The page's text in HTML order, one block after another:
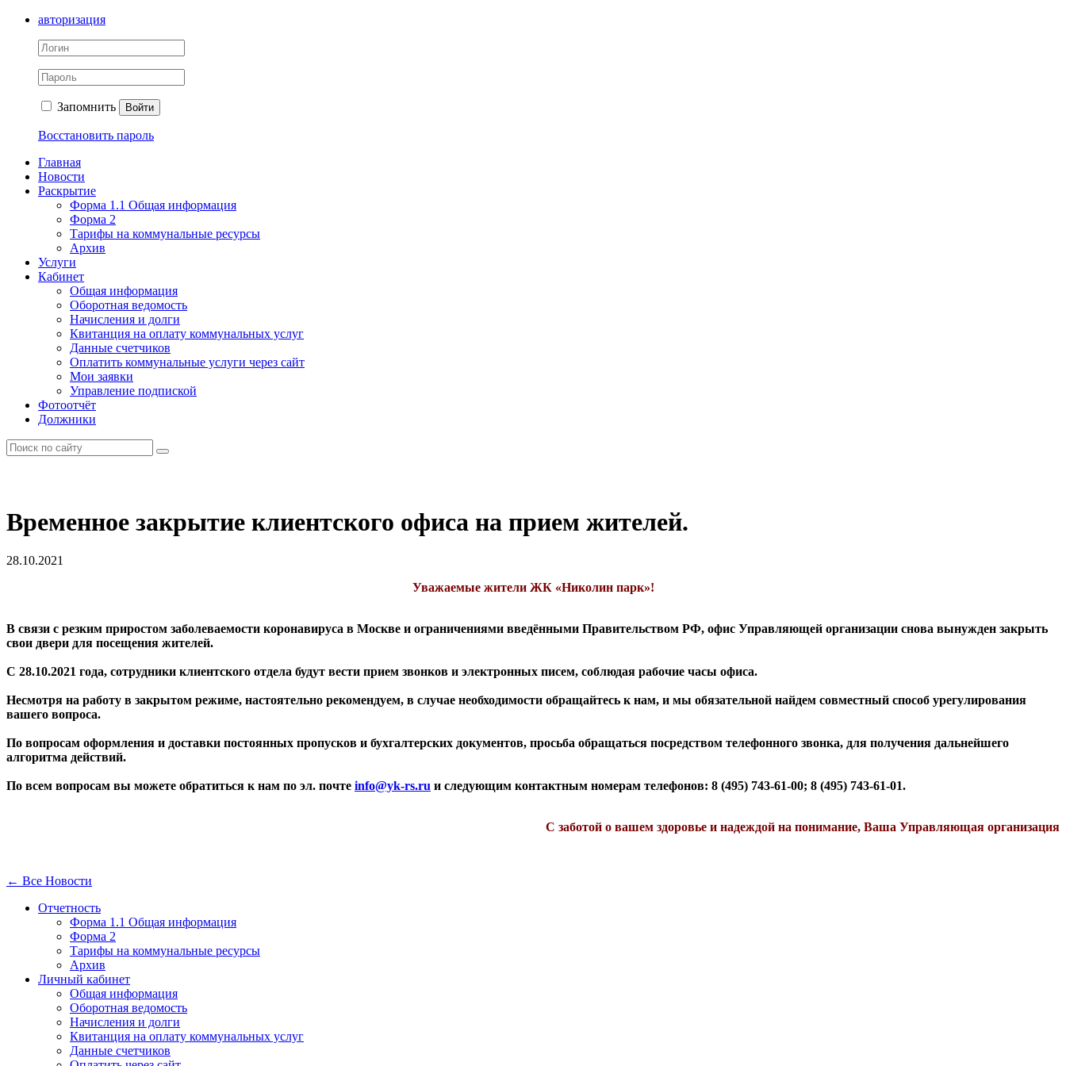
авторизация
Запомнить Войти
Восстановить пароль
Главная
Новости
Раскрытие
Форма 1.1 Общая информация
Форма 2
Тарифы на коммунальные ресурсы
Архив
Услуги
Кабинет
Общая информация
Оборотная ведомость
Начисления и долги
Квитанция на оплату коммунальных услуг
Данные счетчиков
Оплатить коммунальные услуги через сайт
Мои заявки
Управление подпиской
Фотоотчёт
Должники
Временное закрытие клиентского офиса на прием жителей.
28.10.2021
Уважаемые жители ЖК «Николин парк»!
В связи с резким приростом заболеваемости коронавируса в Москве и ограничениями введёнными Правительством РФ, офис Управляющей организации снова вынужден закрыть
свои двери для посещения жителей.
С 28.10.2021 года, сотрудники клиентского отдела будут вести прием звонков и электронных писем, соблюдая рабочие часы офиса.
Несмотря на работу в закрытом режиме, настоятельно рекомендуем, в случае необходимости обращайтесь к нам, и мы обязательной найдем совместный способ урегулирования
вашего вопроса.
По вопросам оформления и доставки постоянных пропусков и бухгалтерских документов, просьба обращаться посредством телефонного звонка, для получения дальнейшего
алгоритма действий.
По всем вопросам вы можете обратиться к нам по эл. почте info@yk-rs.ru и следующим контактным номерам телефонов: 8 (495) 743-61-00; 8 (495) 743-61-01.
С заботой о вашем здоровье и надеждой на понимание, Ваша Управляющая организация
← Все Новости
Отчетность
Форма 1.1 Общая информация
Форма 2
Тарифы на коммунальные ресурсы
Архив
Личный кабинет
Общая информация
Оборотная ведомость
Начисления и долги
Квитанция на оплату коммунальных услуг
Данные счетчиков